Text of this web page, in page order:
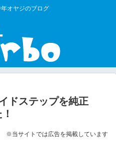
オヤジのブログ
ドステップを純正
※当サイトでは広告を掲載しています